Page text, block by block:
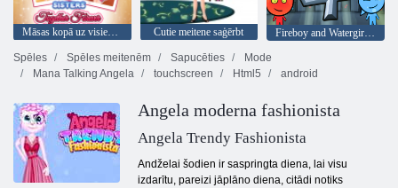
Māsas kopā uz visiem laikiem Cutie meitene saģērbt
Fireboy and Watergirl 4: Kristāla templis
Spēles
Spēles meitenēm Sapucēties
Mode
Mana Talking Angela
touchscreen Html5 android
Angela moderna fashionista
Angela Trendy Fashionista
Andželai šodien ir saspringta diena, lai visu
izdarītu, pareizi jāplāno diena, citādi notiks